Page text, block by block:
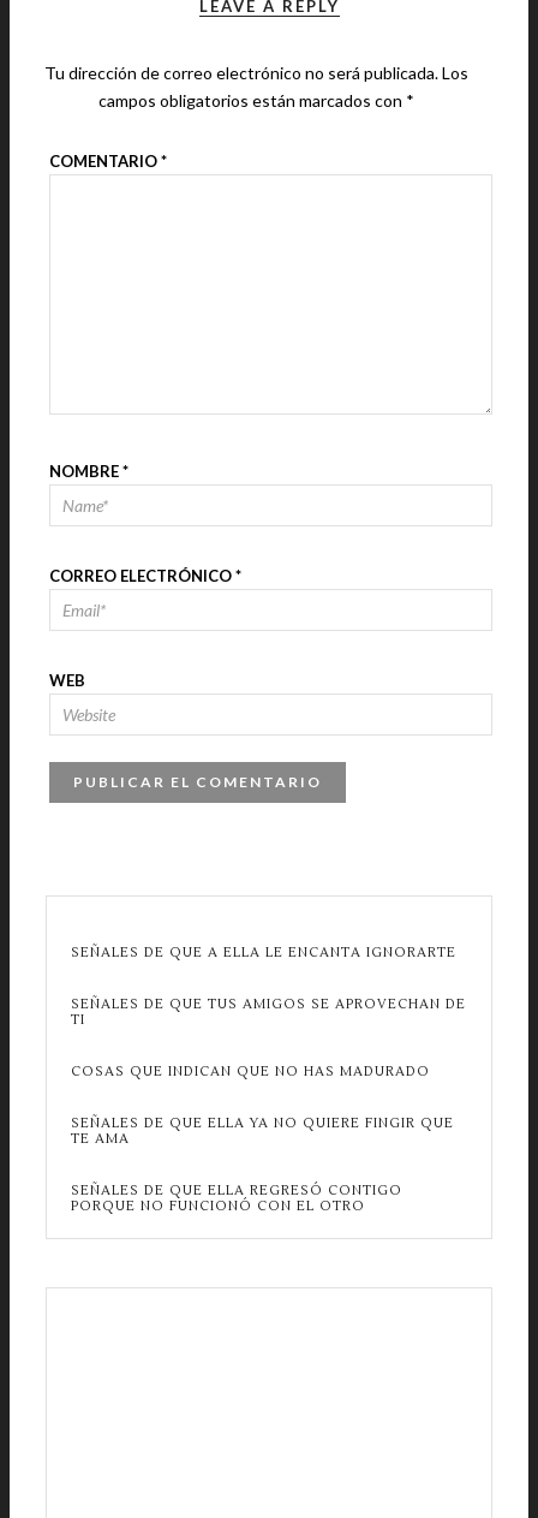
LEAVE A REPLY
Tu dirección de correo electrónico no será publicada.Los
campos obligatorios están marcados con *
COMENTARIO*
NOMBRE*
CORREO ELECTRÓNICO*
WEB
SEÑALES DE QUE A ELLA LE ENCANTA IGNORARTE
SEÑALES DE QUE TUS AMIGOS SE APROVECHAN DE
TI
COSAS QUE INDICAN QUE NO HAS MADURADO
SEÑALES DE QUE ELLA YA NO QUIERE FINGIR QUE
TE AMA
SEÑALES DE QUE ELLA REGRESÓ CONTIGO
PORQUE NO FUNCIONÓ CON EL OTRO